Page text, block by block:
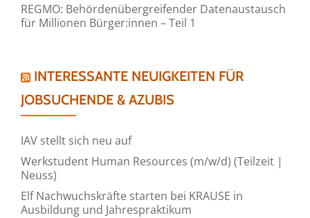
REGMO: Behördenübergreifender Datenaustausch
für Millionen Bürger:innen – Teil 1
INTERESSANTE NEUIGKEITEN FÜR
JOBSUCHENDE & AZUBIS
IAV stellt sich neu auf
Werkstudent Human Resources (m/w/d) (Teilzeit |
Neuss)
Elf Nachwuchskräfte starten bei KRAUSE in
Ausbildung und Jahrespraktikum